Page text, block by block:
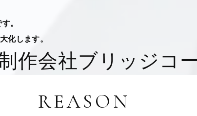
。
化します。
作会社ブリッジコ
REASON